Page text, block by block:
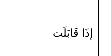
إذَا قَابَلَت